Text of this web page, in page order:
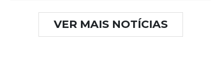
VER MAIS NOTÍCIAS